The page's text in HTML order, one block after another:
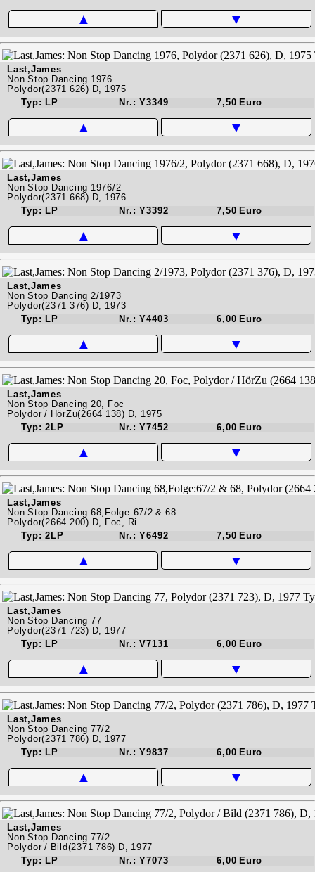
▲ ▼
Last,James
Non Stop Dancing 1976
Polydor(2371 626) D, 1975
Typ: LP
Nr.: Y3349 7,50 Euro
▲ ▼
Last,James
Non Stop Dancing 1976/2
Polydor(2371 668) D, 1976
Typ: LP
Nr.: Y3392 7,50 Euro
▲ ▼
Last,James
Non Stop Dancing 2/1973
Polydor(2371 376) D, 1973
Typ: LP
Nr.: Y4403 6,00 Euro
▲ ▼
Last,James
Non Stop Dancing 20, Foc
Polydor / HörZu(2664 138) D, 1975
Typ: 2LP
Nr.: Y7452 6,00 Euro
▲ ▼
Last,James
Non Stop Dancing 68,Folge:67/2 & 68
Polydor(2664 200) D, Foc, Ri
Typ: 2LP
Nr.: Y6492 7,50 Euro
▲ ▼
Last,James
Non Stop Dancing 77
Polydor(2371 723) D, 1977
Typ: LP
Nr.: V7131 6,00 Euro
▲ ▼
Last,James
Non Stop Dancing 77/2
Polydor(2371 786) D, 1977
Typ: LP
Nr.: Y9837 6,00 Euro
▲ ▼
Last,James
Non Stop Dancing 77/2
Polydor / Bild(2371 786) D, 1977
Typ: LP
Nr.: Y7073 6,00 Euro